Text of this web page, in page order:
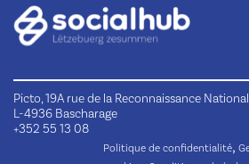
Picto, 19A rue de la Reconnaissance
L-4936 Bascharage
+352 55 13 08
Politique de confidentialité,